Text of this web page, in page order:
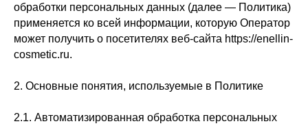
обработки персональных данных (далее — Политика)
применяется ко всей информации, которую Оператор
может получить о посетителях веб-сайта https://enellin-
cosmetic.ru.
2. Основные понятия, используемые в Политике
2.1. Автоматизированная обработка персональных